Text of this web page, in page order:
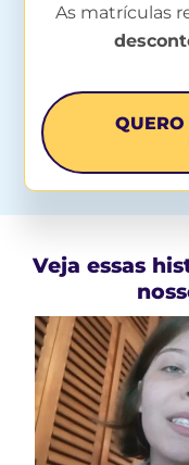
As matrículas
Veja essas